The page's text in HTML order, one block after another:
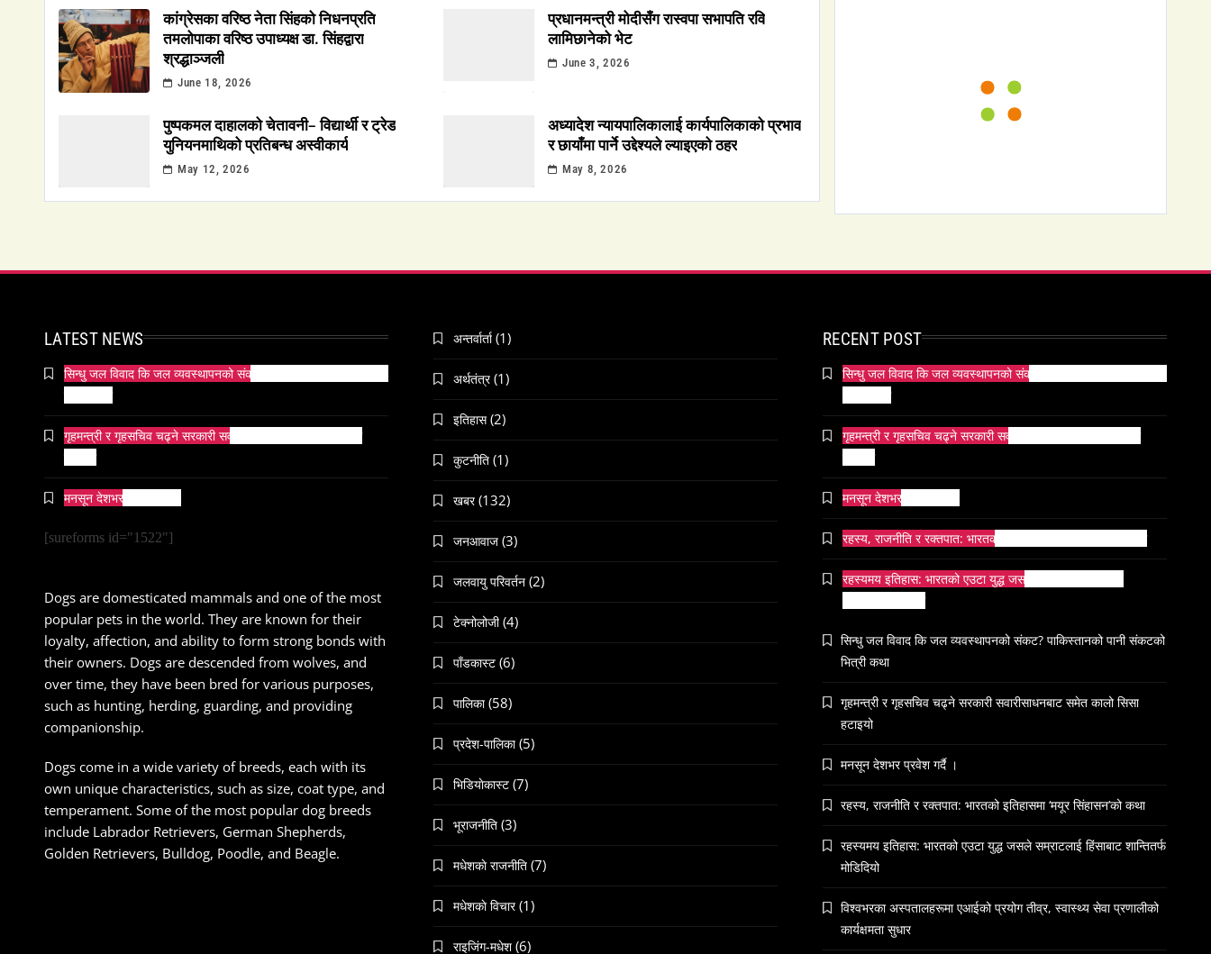
कांग्रेसका वरिष्ठ नेता सिंहको निधनप्रति
तमलोपाका वरिष्ठ उपाध्यक्ष डा. सिंहद्वारा
श्रद्धाञ्जली
June 18, 2026
प्रधानमन्त्री मोदीसँग रास्वपा सभापति रवि
लामिछानेको भेट
June 3, 2026
पुष्पकमल दाहालको चेतावनी– विद्यार्थी र ट्रेड
युनियनमाथिको प्रतिबन्ध अस्वीकार्य
May 12, 2026
अध्यादेश न्यायपालिकालाई कार्यपालिकाको प्रभाव
र छायाँमा पार्ने उद्देश्यले ल्याइएको ठहर
May 8, 2026
LATEST NEWS
सिन्धु जल विवाद कि जल व्यवस्थापनको संकट? पाकिस्तानको पानी संकटको
गृहमन्त्री र गृहसचिव चढ्ने सरकारी सवारीसाधनबाट समेत कालो सिसा
मनसून देशभर प्रवेश गर्दै ।
[sureforms id="1522"]
Dogs are domesticated mammals and one of the most
popular pets in the world. They are known for their
loyalty, affection, and ability to form strong bonds with
their owners. Dogs are descended from wolves, and
over time, they have been bred for various purposes,
such as hunting, herding, guarding, and providing
companionship.
Dogs come in a wide variety of breeds, each with its
own unique characteristics, such as size, coat type, and
temperament. Some of the most popular dog breeds
include Labrador Retrievers, German Shepherds,
Golden Retrievers, Bulldog, Poodle, and Beagle.
अन्तर्वार्ता (1)
अर्थतंत्र (1)
इतिहास (2)
कुटनीति (1)
खबर (132)
जनआवाज (3)
जलवायु परिवर्तन (2)
टेक्नोलोजी (4)
पाँडकास्ट (6)
पालिका (58)
प्रदेश-पालिका (5)
भिडियाेकास्ट (7)
भूराजनीति (3)
मधेशकाे राजनीति (7)
मधेशकाे विचार (1)
राइजिंग-मधेश (6)
RECENT POST
सिन्धु जल विवाद कि जल व्यवस्थापनको संकट? पाकिस्तानको पानी संकटको
गृहमन्त्री र गृहसचिव चढ्ने सरकारी सवारीसाधनबाट समेत कालो सिसा
मनसून देशभर प्रवेश गर्दै ।
रहस्य, राजनीति र रक्तपात: भारतको इतिहासमा ‘मयूर सिंहासन’को कथा
रहस्यमय इतिहास: भारतको एउटा युद्ध जसले सम्राटलाई हिंसाबाट
सिन्धु जल विवाद कि जल व्यवस्थापनको संकट? पाकिस्तानको पानी संकटको
भित्री कथा
गृहमन्त्री र गृहसचिव चढ्ने सरकारी सवारीसाधनबाट समेत कालो सिसा
हटाइयो
मनसून देशभर प्रवेश गर्दै ।
रहस्य, राजनीति र रक्तपात: भारतको इतिहासमा ‘मयूर सिंहासन’को कथा
रहस्यमय इतिहास: भारतको एउटा युद्ध जसले सम्राटलाई हिंसाबाट शान्तितर्फ
मोडिदियो
विश्वभरका अस्पतालहरूमा एआईको प्रयोग तीव्र, स्वास्थ्य सेवा प्रणालीको
कार्यक्षमता सुधार